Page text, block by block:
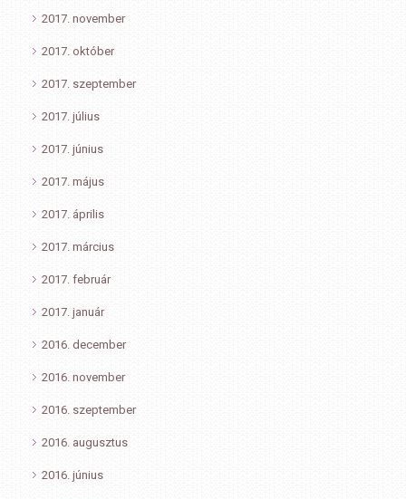
2017. november
2017. október
2017. szeptember
2017. július
2017. június
2017. május
2017. április
2017. március
2017. február
2017. január
2016. december
2016. november
2016. szeptember
2016. augusztus
2016. június